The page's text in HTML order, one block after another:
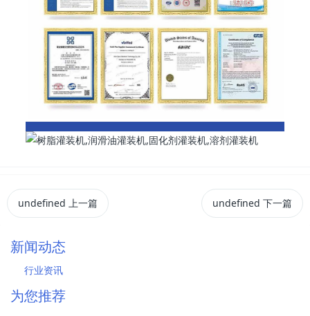
undefined 上一篇 undefined 下一篇
新闻动态
行业资讯
为您推荐